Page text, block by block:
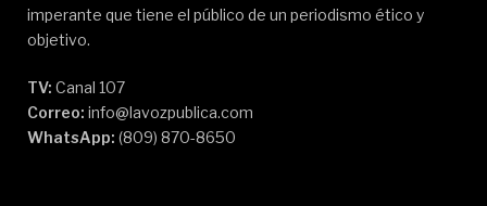
imperante que tiene el público de un periodismo ético y
objetivo.
TV: Canal 107
Correo: info@lavozpublica.com
WhatsApp: (809) 870-8650